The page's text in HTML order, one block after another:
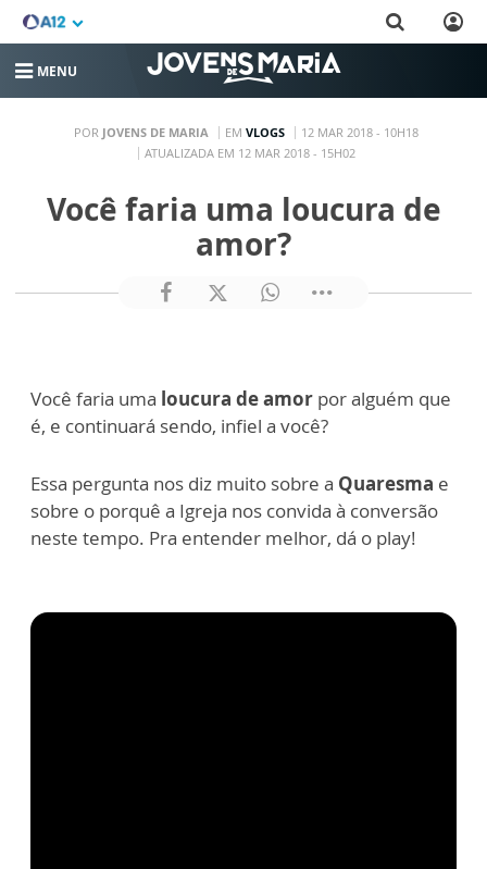
MENU
POR JOVENS DE MARIA EM VLOGS
12 MAR 2018 - 10H18
ATUALIZADA EM 12 MAR 2018 - 15H02
Você faria uma loucura de
amor?
Você faria uma loucura de amor por alguém que
é, e continuará sendo, infiel a você?
Essa pergunta nos diz muito sobre a Quaresma e
sobre o porquê a Igreja nos convida à conversão
neste tempo. Pra entender melhor, dá o play!